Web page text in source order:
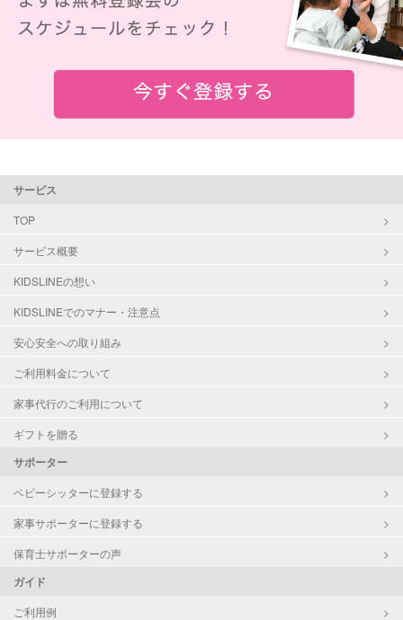
サービス
TOP
サービス概要
KIDSLINEの想い
KIDSLINEでのマナー・注意点
安心安全への取り組み
ご利用料金について
家事代行のご利用について
ギフトを贈る
サポーター
ベビーシッターに登録する
家事サポーターに登録する
保育士サポーターの声
ガイド
ご利用例